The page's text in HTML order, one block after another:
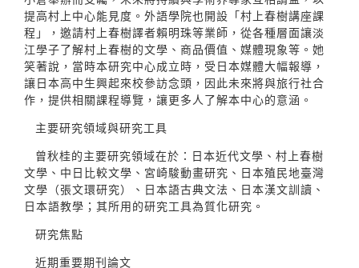
提高村上中心能見度。外語學院也開設「村上春樹講座課
程」，邀請村上春樹譯者賴明珠等業師，從各種層面讓淡
江學子了解村上春樹的文學、商品價值、媒體現象等。她
笑著說，當時本研究中心成立時，受日本媒體大幅報導，
讓日本高中生興起來校參訪念頭，因此未來將與旅行社合
作，提供相關課程導覽，讓更多人了解本中心的意涵。
主要研究領域與研究工具
曾秋桂的主要研究領域在於：日本近代文學、村上春樹
文學、中日比較文學、宮崎駿動畫研究、日本殖民地臺灣
文學（張文環研究）、日本語古典文法、日本漢文訓讀、
日本語教學；其所用的研究工具為質化研究。
研究焦點
近期重要期刊論文